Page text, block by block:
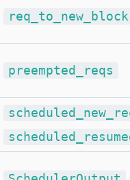
preempted_reqs